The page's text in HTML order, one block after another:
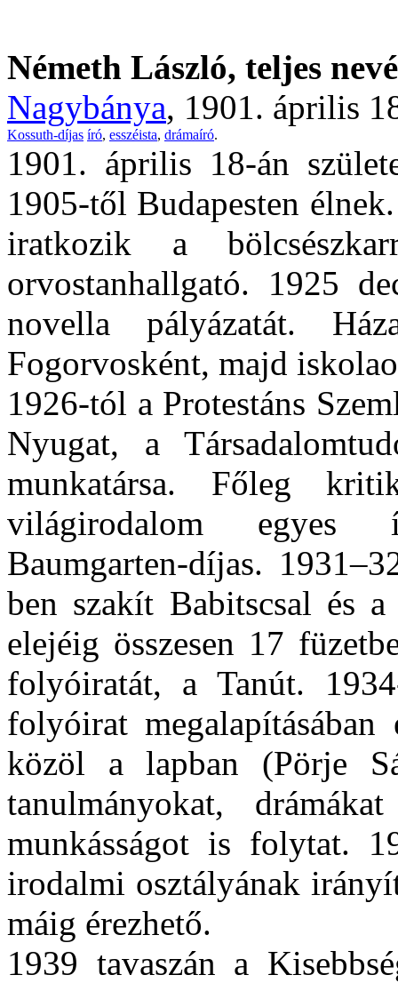
Németh László, teljes
Nagybánya, 1901. április
Kossuth-díjas író, esszéista, drámaíró.
1901. április 18-án
1905-től Budapesten
iratkozik a
orvostanhallgató. 1925
novella pályázatát.
Fogorvosként, majd
1926-tól a Protestáns
Nyugat, a
munkatársa. Főleg
világirodalom egyes
Baumgarten-díjas.
ben szakít Babitscsal és
elejéig összesen 17
folyóiratát, a Tanút.
folyóirat megalapításában
közöl a lapban (Pörje
tanulmányokat,
munkásságot is folytat.
irodalmi osztályának
máig érezhető.
1939 tavaszán a